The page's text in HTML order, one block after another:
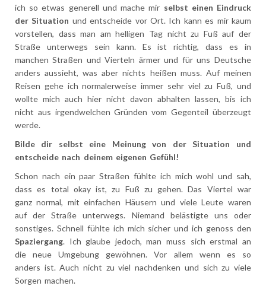
ich so etwas generell und mache mir selbst einen Eindruck
der Situation und entscheide vor Ort. Ich kann es mir kaum
vorstellen, dass man am helligen Tag nicht zu Fuß auf der
Straße unterwegs sein kann. Es ist richtig, dass es in
manchen Straßen und Vierteln ärmer und für uns Deutsche
anders aussieht, was aber nichts heißen muss. Auf meinen
Reisen gehe ich normalerweise immer sehr viel zu Fuß, und
wollte mich auch hier nicht davon abhalten lassen, bis ich
nicht aus irgendwelchen Gründen vom Gegenteil überzeugt
werde.
Bilde dir selbst eine Meinung von der Situation und
entscheide nach deinem eigenen Gefühl!
Schon nach ein paar Straßen fühlte ich mich wohl und sah,
dass es total okay ist, zu Fuß zu gehen. Das Viertel war
ganz normal, mit einfachen Häusern und viele Leute waren
auf der Straße unterwegs. Niemand belästigte uns oder
sonstiges. Schnell fühlte ich mich sicher und ich genoss den
Spaziergang. Ich glaube jedoch, man muss sich erstmal an
die neue Umgebung gewöhnen. Vor allem wenn es so
anders ist. Auch nicht zu viel nachdenken und sich zu viele
Sorgen machen.